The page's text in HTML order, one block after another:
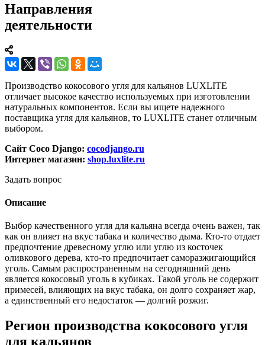
Направления
деятельности
Производство кокосового угля для кальянов LUXLITE
отличает высокое качество используемых при изготовлении
натуральных компонентов. Если вы ищете надежного
поставщика угля для кальянов, то LUXLITE станет отличным
выбором.
Сайт Coco Django: cocodjango.ru
Интернет магазин: shop.luxlite.ru
Задать вопрос
Описание
Выбор качественного угля для кальяна всегда очень важен, так
как он влияет на вкус табака и количество дыма. Кто-то отдает
предпочтение древесному углю или углю из косточек
оливкового дерева, кто-то предпочитает саморазжигающийся
уголь. Самым распространенным на сегодняшний день
является кокосовый уголь в кубиках. Такой уголь не содержит
примесей, влияющих на вкус табака, он долго сохраняет жар,
а единственный его недостаток — долгий розжиг.
Регион производства кокосового угля
для кальянов